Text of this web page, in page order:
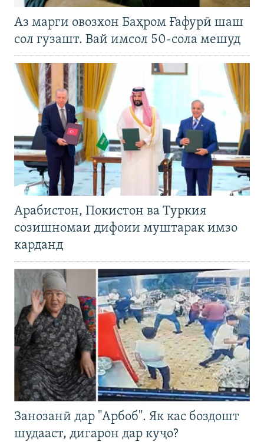
Аз марги овозхон Баҳром Ғафурӣ шаш
сол гузашт. Вай имсол 50-сола мешуд
Арабистон, Покистон ва Туркия
созишномаи дифоии муштарак имзо
карданд
Занозанӣ дар "Арбоб". Як кас боздошт
шудааст, дигарон дар куҷо?